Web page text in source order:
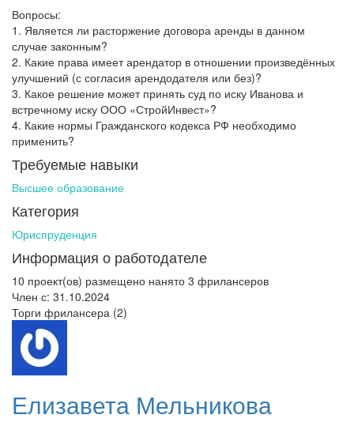
Вопросы:
1. Является ли расторжение договора аренды в данном
случае законным?
2. Какие права имеет арендатор в отношении произведённых
улучшений (с согласия арендодателя или без)?
3. Какое решение может принять суд по иску Иванова и
встречному иску ООО «СтройИнвест»?
4. Какие нормы Гражданского кодекса РФ необходимо
применить?
Требуемые навыки
Высшее образование
Категория
Юриспруденция
Информация о работодателе
10 проект(ов) размещено нанято 3 фрилансеров
Член с: 31.10.2024
Торги фрилансера (2)
Елизавета Мельникова